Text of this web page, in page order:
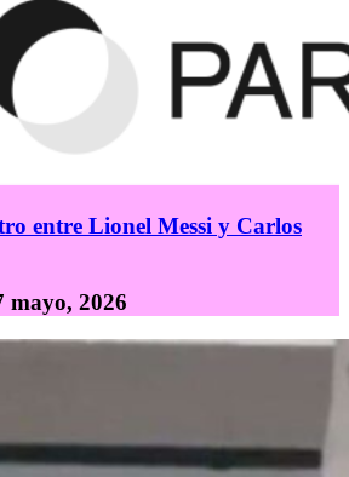
entre Lionel Messi y Carlos
mayo, 2026